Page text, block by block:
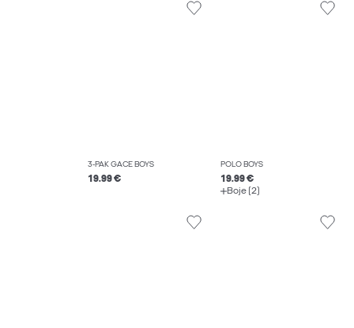
3-PAK GAĆE BOYS
19.99 €
POLO BOYS
19.99 €
Boje (2)